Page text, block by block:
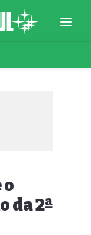
o
da 2ª